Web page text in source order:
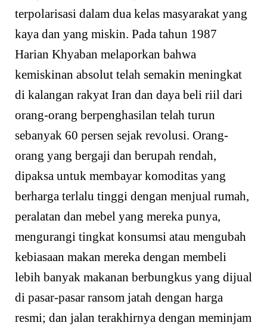
terpolarisasi dalam dua kelas masyarakat yang
kaya dan yang miskin. Pada tahun 1987
Harian Khyaban melaporkan bahwa
kemiskinan absolut telah semakin meningkat
di kalangan rakyat Iran dan daya beli riil dari
orang-orang berpenghasilan telah turun
sebanyak 60 persen sejak revolusi. Orang-
orang yang bergaji dan berupah rendah,
dipaksa untuk membayar komoditas yang
berharga terlalu tinggi dengan menjual rumah,
peralatan dan mebel yang mereka punya,
mengurangi tingkat konsumsi atau mengubah
kebiasaan makan mereka dengan membeli
lebih banyak makanan berbungkus yang dijual
di pasar-pasar ransom jatah dengan harga
resmi; dan jalan terakhirnya dengan meminjam